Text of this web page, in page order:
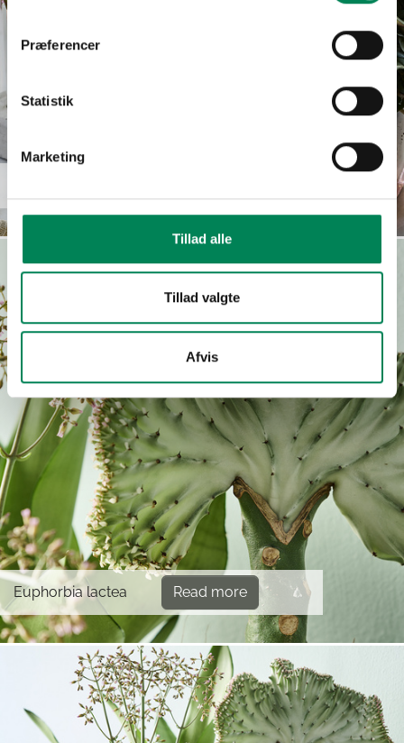
Præferencer
Statistik
Marketing
Tillad alle
Tillad valgte
Afvis
Euphorbia lactea Read more